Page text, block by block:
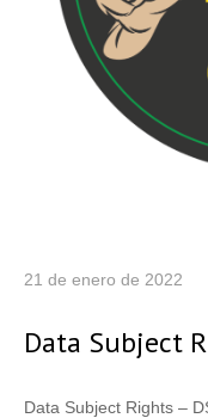
21 de enero de 2022
Data Subject
Data Subject Rights –